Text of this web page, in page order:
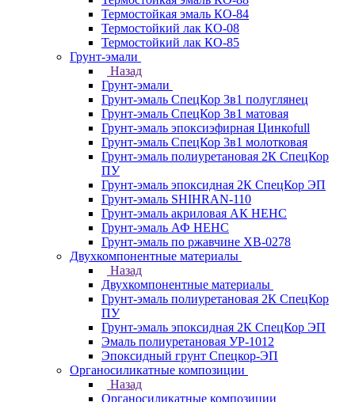
Термостойкая эмаль КО-84
Термостойкий лак КО-08
Термостойкий лак КО-85
Грунт-эмали
Назад
Грунт-эмали
Грунт-эмаль СпецКор 3в1 полуглянец
Грунт-эмаль СпецКор 3в1 матовая
Грунт-эмаль эпоксиэфирная Цинкоfull
Грунт-эмаль СпецКор 3в1 молотковая
Грунт-эмаль полиуретановая 2К СпецКор
ПУ
Грунт-эмаль эпоксидная 2К СпецКор ЭП
Грунт-эмаль SHIHRAN-110
Грунт-эмаль акриловая АК НЕНС
Грунт-эмаль АФ НЕНС
Грунт-эмаль по ржавчине ХВ-0278
Двухкомпонентные материалы
Назад
Двухкомпонентные материалы
Грунт-эмаль полиуретановая 2К СпецКор
ПУ
Грунт-эмаль эпоксидная 2К СпецКор ЭП
Эмаль полиуретановая УР-1012
Эпоксидный грунт Спецкор-ЭП
Органосиликатные композиции
Назад
Органосиликатные композиции